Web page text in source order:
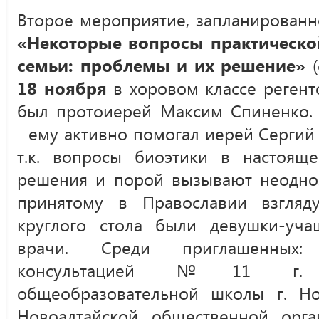
Второе мероприятие,
«Некоторые вопросы
семьи: проблемы и их решение»
18 ноября в хоровом классе
был протоиерей Максим Спиненко.
ему активно помогал иерей
т.к. вопросы биоэтики в
решения и порой вызывают
принятому в Православии
круглого стола были девушки-
врачи. Среди
консультацией №11 г.
общеобразовательной школы г.